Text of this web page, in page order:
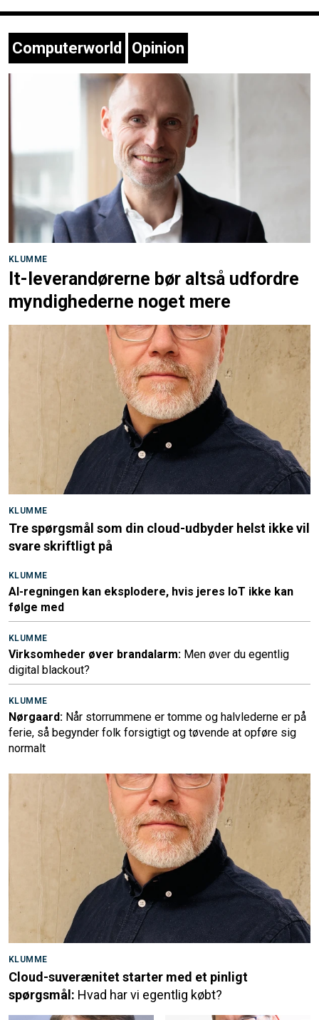
Computerworld Opinion
KLUMME
It-leverandørerne bør altså udfordre
myndighederne noget mere
KLUMME
Tre spørgsmål som din cloud-udbyder helst ikke vil
svare skriftligt på
KLUMME
AI-regningen kan eksplodere, hvis jeres IoT ikke kan
følge med
KLUMME
Virksomheder øver brandalarm: Men øver du egentlig
digital blackout?
KLUMME
Nørgaard: Når storrummene er tomme og halvlederne er på
ferie, så begynder folk forsigtigt og tøvende at opføre sig
normalt
KLUMME
Cloud-suverænitet starter med et pinligt
spørgsmål: Hvad har vi egentlig købt?